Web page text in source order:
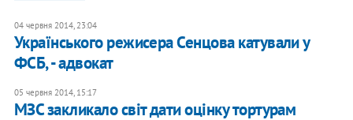
04 червня 2014, 23:04
Українського режисера Сенцова катували у
ФСБ, - адвокат
05 червня 2014, 15:17
МЗС закликало світ дати оцінку тортурам